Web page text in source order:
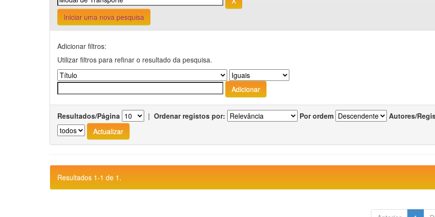
Iniciar uma nova pesquisa
Adicionar filtros:
Utilizar filtros para refinar o resultado da pesquisa.
Resultados/Página | Ordenar registos por: Por ordem Autores/
Resultados 1-1 de 1.